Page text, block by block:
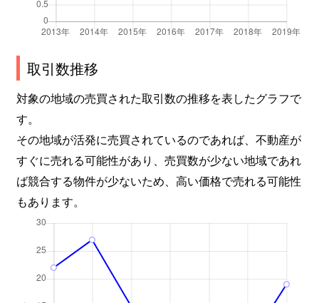
取引数推移
対象の地域の売買された取引数の推移を表したグラフで
す。
その地域が活発に売買されているのであれば、不動産が
すぐに売れる可能性があり、売買数が少ない地域であれ
ば競合する物件が少ないため、高い価格で売れる可能性
もあります。